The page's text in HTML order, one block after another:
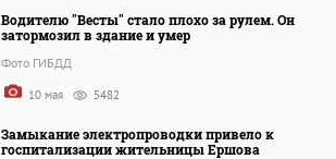
Водителю "Весты" стало плохо за рулем. Он
затормозил в здание и умер
Фото ГИБДД
10 мая 5482
Замыкание электропроводки привело к
госпитализации жительницы Ершова